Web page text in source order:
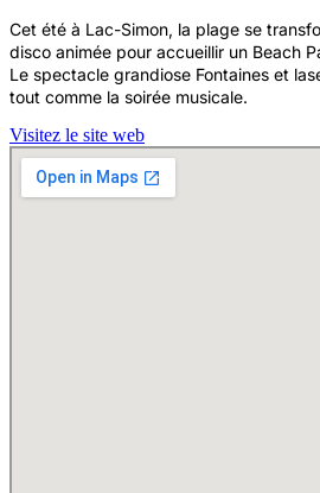
Cet été à Lac-Simon, la plage se
disco animée pour accueillir un Beach
Le spectacle grandiose Fontaines et
tout comme la soirée musicale.
Visitez le site web